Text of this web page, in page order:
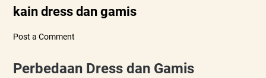
kain dress dan gamis
Post a Comment
Perbedaan Dress dan Gamis